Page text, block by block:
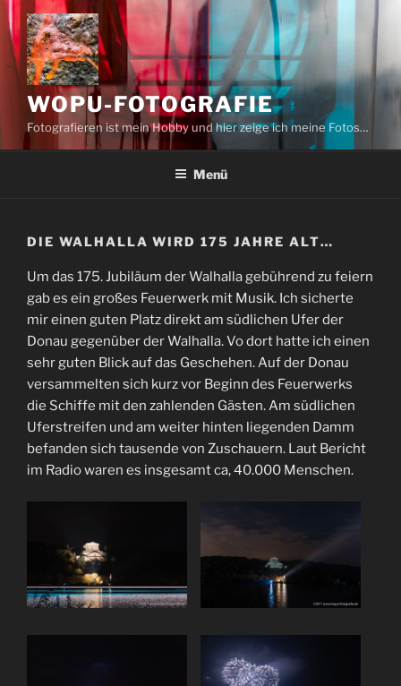
Zum
Inhalt
springen
WOPU-FOTOGRAFIE
Fotografieren ist mein Hobby und hier zeige ich meine Fotos…
Menü
DIE WALHALLA WIRD 175 JAHRE ALT…
Um das 175. Jubiläum der Walhalla gebührend zu feiern
gab es ein großes Feuerwerk mit Musik. Ich sicherte
mir einen guten Platz direkt am südlichen Ufer der
Donau gegenüber der Walhalla. Vo dort hatte ich einen
sehr guten Blick auf das Geschehen. Auf der Donau
versammelten sich kurz vor Beginn des Feuerwerks
die Schiffe mit den zahlenden Gästen. Am südlichen
Uferstreifen und am weiter hinten liegenden Damm
befanden sich tausende von Zuschauern. Laut Bericht
im Radio waren es insgesamt ca, 40.000 Menschen.